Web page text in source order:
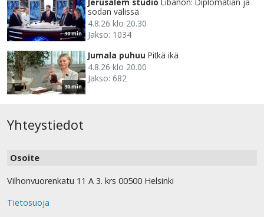
30 min
Jerusalem studio Libanon: Diplomatian ja
sodan välissä
4.8.26 klo 20.30
Jakso: 1034
30 min
Jumala puhuu Pitkä ikä
4.8.26 klo 20.00
Jakso: 682
Yhteystiedot
Osoite
Vilhonvuorenkatu 11 A 3. krs 00500 Helsinki
Tietosuoja